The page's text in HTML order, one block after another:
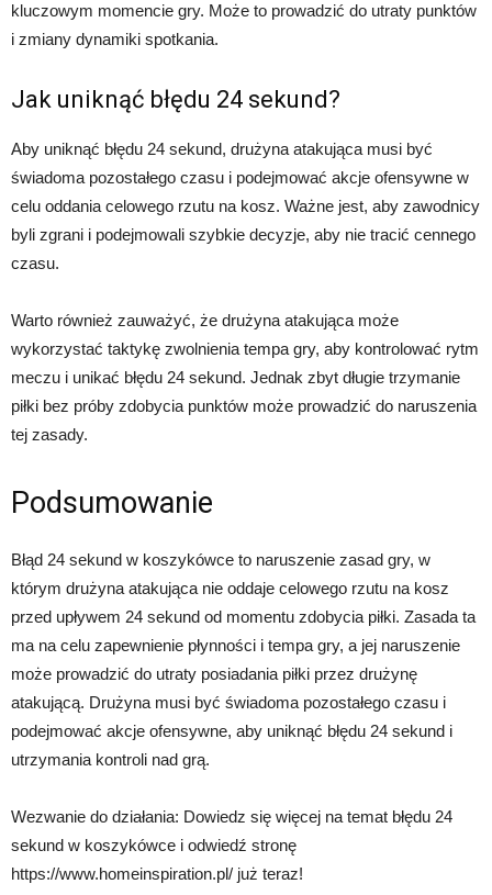
kluczowym momencie gry. Może to prowadzić do utraty punktów
i zmiany dynamiki spotkania.
Jak uniknąć błędu 24 sekund?
Aby uniknąć błędu 24 sekund, drużyna atakująca musi być
świadoma pozostałego czasu i podejmować akcje ofensywne w
celu oddania celowego rzutu na kosz. Ważne jest, aby zawodnicy
byli zgrani i podejmowali szybkie decyzje, aby nie tracić cennego
czasu.
Warto również zauważyć, że drużyna atakująca może
wykorzystać taktykę zwolnienia tempa gry, aby kontrolować rytm
meczu i unikać błędu 24 sekund. Jednak zbyt długie trzymanie
piłki bez próby zdobycia punktów może prowadzić do naruszenia
tej zasady.
Podsumowanie
Błąd 24 sekund w koszykówce to naruszenie zasad gry, w
którym drużyna atakująca nie oddaje celowego rzutu na kosz
przed upływem 24 sekund od momentu zdobycia piłki. Zasada ta
ma na celu zapewnienie płynności i tempa gry, a jej naruszenie
może prowadzić do utraty posiadania piłki przez drużynę
atakującą. Drużyna musi być świadoma pozostałego czasu i
podejmować akcje ofensywne, aby uniknąć błędu 24 sekund i
utrzymania kontroli nad grą.
Wezwanie do działania: Dowiedz się więcej na temat błędu 24
sekund w koszykówce i odwiedź stronę
https://www.homeinspiration.pl/ już teraz!